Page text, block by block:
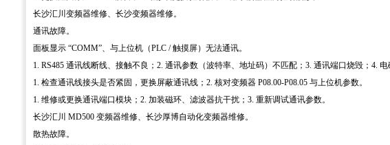
长沙汇川变频器维修、长沙变频器维修。
通讯故障。
面板显示 “COMM”、与上位机（PLC / 触摸屏）无法通讯。
1. RS485 通讯线断线、接触不良；2. 通讯参数（波特率、地址码）不匹配；3. 通讯端口烧毁；4. 电
1. 检查通讯线接头是否紧固，更换屏蔽通讯线；2. 核对变频器 P08.00-P08.05 与上位机参数。
1. 维修或更换通讯端口模块；2. 加装磁环、滤波器抗干扰；3. 重新调试通讯参数。
长沙汇川 MD500 变频器维修、长沙厚博自动化变频器维修。
散热故障。